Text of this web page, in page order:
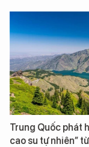
Trung Quốc phát
cao su tự nhiên”